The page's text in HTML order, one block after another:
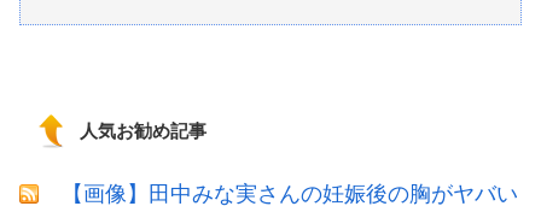
人気お勧め記事
【画像】田中みな実さんの妊娠後の胸がヤバい